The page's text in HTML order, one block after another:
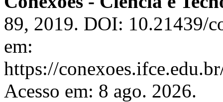
89, 2019. DOI: 10.21439/
em:
https://
Acesso em: 8 ago. 2026.